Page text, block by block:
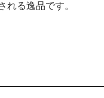
れる逸品です。